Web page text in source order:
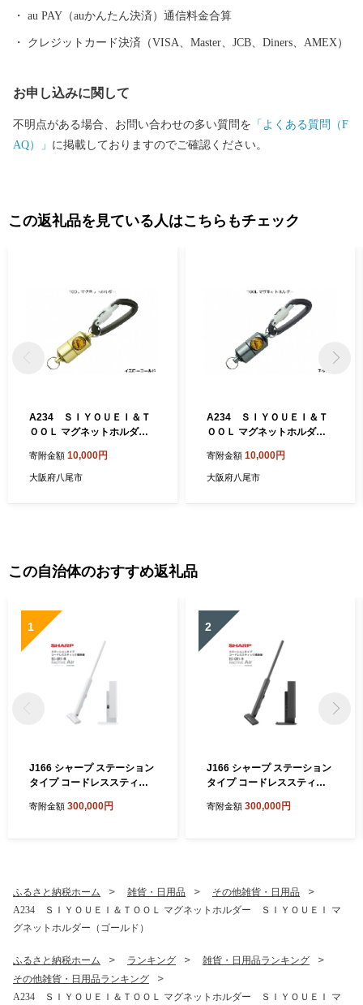
文化財を有するまちです。市東部にある高安山山ろくは、地元で
「やまんねき」と呼ばれ、古くから人々が暮らす里山であり、歴
る「高安千塚（たかやすせんづか）古墳群」」は全国的にも知ら
れています。 ＜ものづくりのまち＞ 中小企業を中心に、高度な技
術力と製品開発力を誇る「ものづくりのまち」です。 全国トップ
すます活力にあふれています。 八尾の特産 ＜八尾えだまめ＞ 八
＜八尾若ごぼう＞ 全国でもトップクラスの出荷量で、食物繊維や
鉄分、カルシウム、ルチンを多く含み、健康食材としても注目を
浴びています。「葉ごぼう」とも呼ばれ、葉・茎・根を丸ごと食
べることができます。しゃきしゃきとした歯ざわりとほのかな苦
au PAY（auかんたん決済）通信料金合算
クレジットカード決済（VISA、Master、JCB、Diners、AMEX）
お申し込みに関して
不明点がある場合、お問い合わせの多い質問を 「よくある質問（F
AQ）」 に掲載しておりますのでご確認ください。
この返礼品を見ている人はこちらもチェック
A234 ＳＩＹＯＵＥＩ＆Ｔ
ＯＯＬ マグネットホルダ
ルダー（イエローゴールド）
寄附金額 10,000円
大阪府八尾市
A234 ＳＩＹＯＵＥＩ＆Ｔ
ＯＯＬ マグネットホルダ
ルダー（チタン）
寄附金額 10,000円
大阪府八尾市
この自治体のおすすめ返礼品
1
J166 シャープ ステーション
タイプ コードレススティッ
ト系)【シャープ 電化製品 家
吸引力 絡まない ハンディ 新
生活 正規品 大阪府 八尾市 返
礼品】
寄附金額 300,000円
2
J166 シャープ ステーション
タイプ コードレススティッ
系)【シャープ 電化製品 家電
引力 絡まない ハンディ 新生
活 正規品 大阪府 八尾市 返礼
品】
寄附金額 300,000円
ふるさと納税ホーム 雑貨・日用品
その他雑貨・日用品
A234 ＳＩＹＯＵＥＩ＆ＴＯＯＬ マグネットホルダー ＳＩＹＯＵＥＩ マ
グネットホルダー（ゴールド）
ふるさと納税ホーム ランキング
雑貨・日用品ランキング
その他雑貨・日用品ランキング
A234 ＳＩＹＯＵＥＩ＆ＴＯＯＬ マグネットホルダー ＳＩＹＯＵＥＩ マ